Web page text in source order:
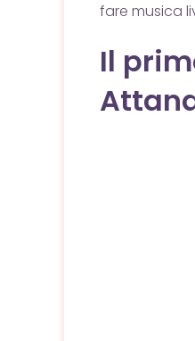
fare musica
Il